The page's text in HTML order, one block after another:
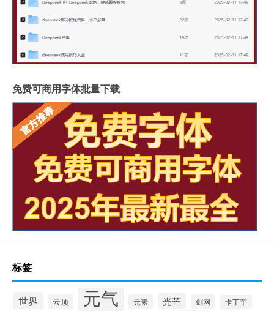
免费可商用字体批量下载
标签
世界 云顶 元气 元素 光芒 剑网 卡丁车